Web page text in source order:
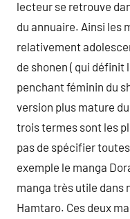
lecteur se retrouve
du annuaire. Ainsi les
relativement
de shonen ( qui définit
penchant féminin du
version plus mature
trois termes sont les
pas de spécifier
exemple le manga
manga très utile dans
Hamtaro. Ces deux